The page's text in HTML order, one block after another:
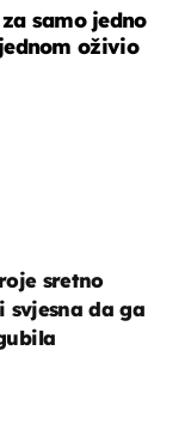
samo jedno
oživio
sretno
svjesna da ga